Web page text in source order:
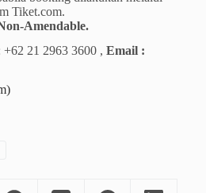
Tiket.com.
Amendable.
21 2963 3600 , Email :